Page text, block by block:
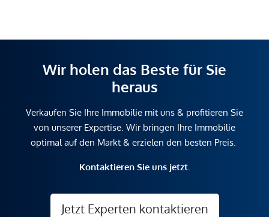
Wir holen das Beste für Sie
heraus
Verkaufen Sie Ihre Immobilie mit uns & profitieren Sie
von unserer Expertise. Wir bringen Ihre Immobilie
optimal auf den Markt & erzielen den besten Preis.
Kontaktieren Sie uns jetzt.
Jetzt Experten kontaktieren